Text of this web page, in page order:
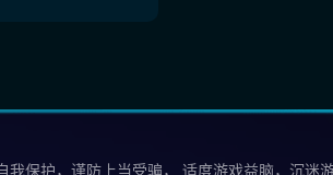
保护，谨防上当受骗， 适度游戏益脑，沉迷